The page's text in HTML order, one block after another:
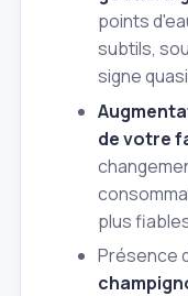
points
subtils,
signe
de votre
plus
Présence